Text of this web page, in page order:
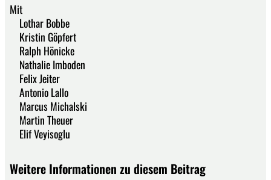
Mit
Lothar Bobbe
Kristin Göpfert
Ralph Hönicke
Nathalie Imboden
Felix Jeiter
Antonio Lallo
Marcus Michalski
Martin Theuer
Elif Veyisoglu
Weitere Informationen zu diesem Beitrag